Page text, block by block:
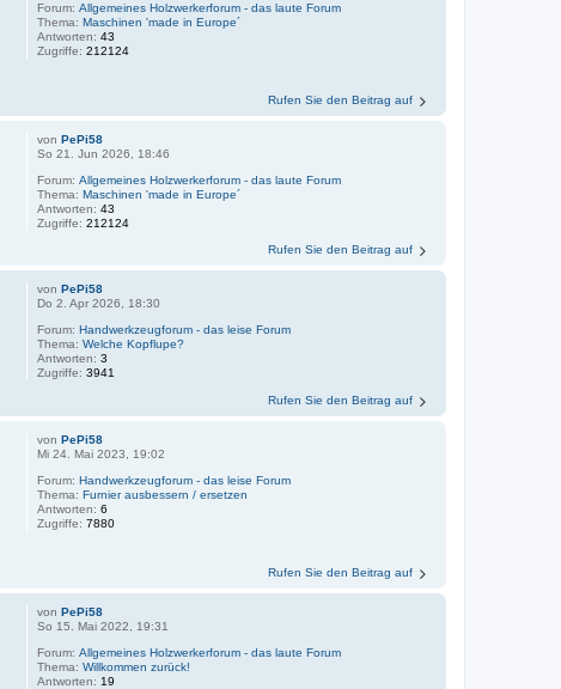
Forum:Allgemeines Holzwerkerforum - das laute Forum
Thema:Maschinen 'made in Europe´
Antworten:43
Zugriffe:212124
Rufen Sie den Beitrag auf
vonPePi58
So 21. Jun 2026, 18:46
Forum:Allgemeines Holzwerkerforum - das laute Forum
Thema:Maschinen 'made in Europe´
Antworten:43
Zugriffe:212124
Rufen Sie den Beitrag auf
vonPePi58
Do 2. Apr 2026, 18:30
Forum:Handwerkzeugforum - das leise Forum
Thema:Welche Kopflupe?
Antworten:3
Zugriffe:3941
Rufen Sie den Beitrag auf
vonPePi58
Mi 24. Mai 2023, 19:02
Forum:Handwerkzeugforum - das leise Forum
Thema:Furnier ausbessern / ersetzen
Antworten:6
Zugriffe:7880
Rufen Sie den Beitrag auf
vonPePi58
So 15. Mai 2022, 19:31
Forum:Allgemeines Holzwerkerforum - das laute Forum
Thema:Willkommen zurück!
Antworten: 19